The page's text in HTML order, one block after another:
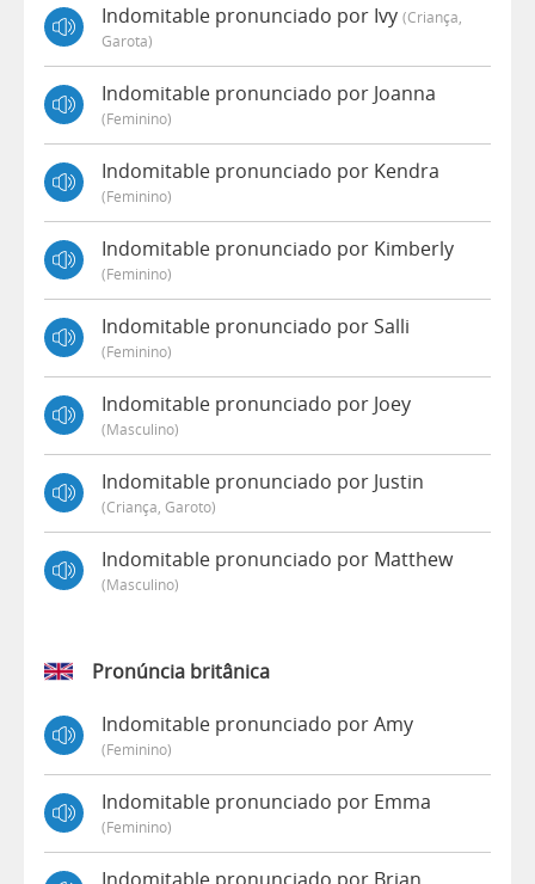
Indomitable pronunciado por Ivy (criança,
Garota)
Indomitable pronunciado por Joanna
(feminino)
Indomitable pronunciado por Kendra
(feminino)
Indomitable pronunciado por Kimberly
(feminino)
Indomitable pronunciado por Salli
(feminino)
Indomitable pronunciado por Joey
(masculino)
Indomitable pronunciado por Justin
(criança, Garoto)
Indomitable pronunciado por Matthew
(masculino)
Pronúncia britânica
Indomitable pronunciado por Amy
(feminino)
Indomitable pronunciado por Emma
(feminino)